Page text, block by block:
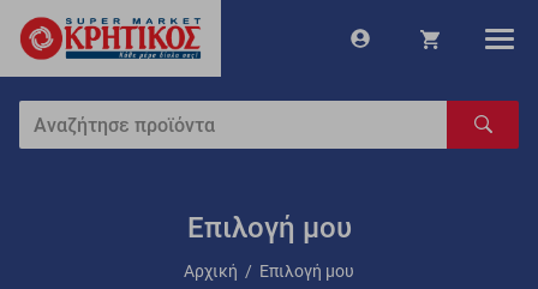
Επιλογή μου
Αρχική / Επιλογή μου